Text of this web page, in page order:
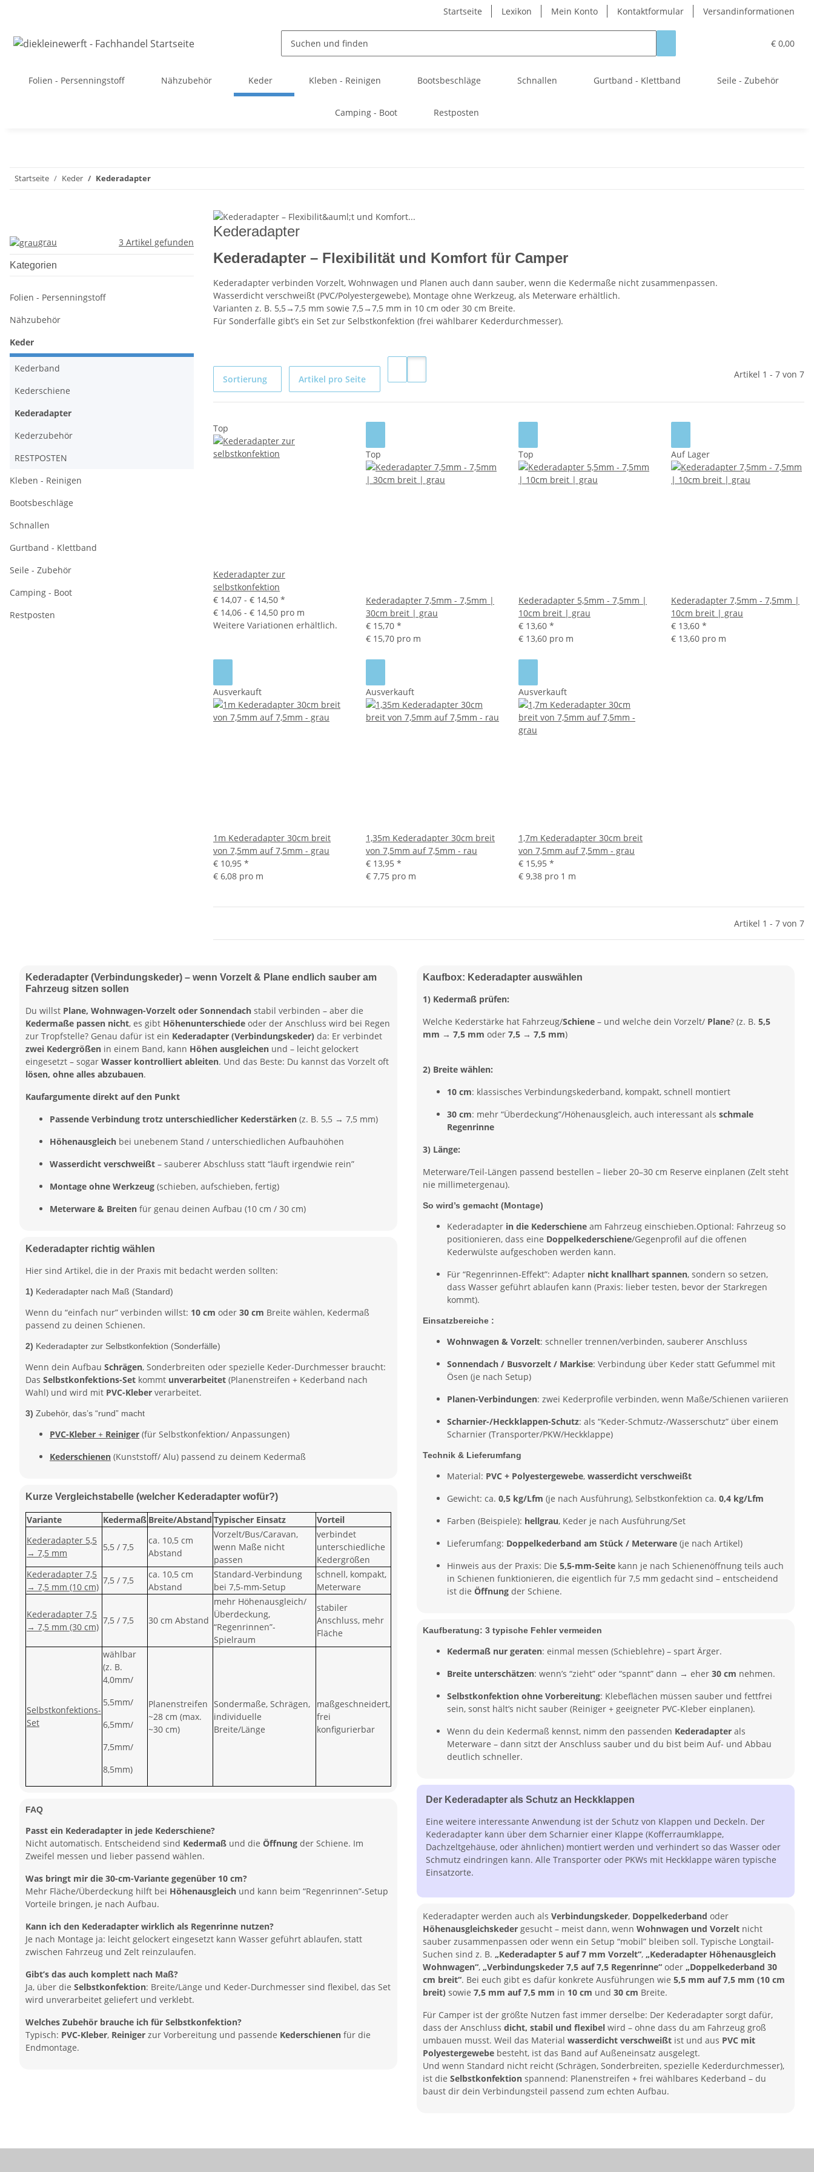
Startseite Lexikon Mein Konto Kontaktformular Versandinformationen
€ 0,00
Folien - Persenningstoff Nähzubehör Keder Kleben - Reinigen Bootsbeschläge Schnallen Gurtband - Klettband Seile - Zubehör
Camping - Boot Restposten
Startseite Keder Kederadapter
Kederadapter
Kederadapter – Flexibilität und Komfort für Camper
Kederadapter verbinden Vorzelt, Wohnwagen und Planen auch dann sauber, wenn die Kedermaße nicht zusammenpassen.
Wasserdicht verschweißt (PVC/Polyestergewebe), Montage ohne Werkzeug, als Meterware erhältlich.
Varianten z. B. 5,5→7,5 mm sowie 7,5→7,5 mm in 10 cm oder 30 cm Breite.
Für Sonderfälle gibt’s ein Set zur Selbstkonfektion (frei wählbarer Kederdurchmesser).
Sortierung Artikel pro Seite Artikel 1 - 7 von 7
Top
Kederadapter zur
selbstkonfektion
€ 14,07 - € 14,50 *
€ 14,06 - € 14,50 pro m
Weitere Variationen erhältlich.
Top
Kederadapter 7,5mm - 7,5mm |
30cm breit | grau
€ 15,70 *
€ 15,70 pro m
Top
Kederadapter 5,5mm - 7,5mm |
10cm breit | grau
€ 13,60 *
€ 13,60 pro m
Auf Lager
Kederadapter 7,5mm - 7,5mm |
10cm breit | grau
€ 13,60 *
€ 13,60 pro m
Ausverkauft
1m Kederadapter 30cm breit
von 7,5mm auf 7,5mm - grau
€ 10,95 *
€ 6,08 pro m
Ausverkauft
1,35m Kederadapter 30cm breit
von 7,5mm auf 7,5mm - rau
€ 13,95 *
€ 7,75 pro m
Ausverkauft
1,7m Kederadapter 30cm breit
von 7,5mm auf 7,5mm - grau
€ 15,95 *
€ 9,38 pro 1 m
Artikel 1 - 7 von 7
grau 3 Artikel gefunden
Kategorien
Folien - Persenningstoff
Nähzubehör
Keder
Kederband
Kederschiene
Kederadapter
Kederzubehör
RESTPOSTEN
Kleben - Reinigen
Bootsbeschläge
Schnallen
Gurtband - Klettband
Seile - Zubehör
Camping - Boot
Restposten
Kederadapter (Verbindungskeder) – wenn Vorzelt & Plane endlich sauber am
Fahrzeug sitzen sollen
Du willst Plane, Wohnwagen-Vorzelt oder Sonnendach stabil verbinden – aber die
Kedermaße passen nicht, es gibt Höhenunterschiede oder der Anschluss wird bei Regen
zur Tropfstelle? Genau dafür ist ein Kederadapter (Verbindungskeder) da: Er verbindet
zwei Kedergrößen in einem Band, kann Höhen ausgleichen und – leicht gelockert
eingesetzt – sogar Wasser kontrolliert ableiten. Und das Beste: Du kannst das Vorzelt oft
lösen, ohne alles abzubauen.
Kaufargumente direkt auf den Punkt
Passende Verbindung trotz unterschiedlicher Kederstärken (z. B. 5,5 → 7,5 mm)
Höhenausgleich bei unebenem Stand / unterschiedlichen Aufbauhöhen
Wasserdicht verschweißt – sauberer Abschluss statt “läuft irgendwie rein”
Montage ohne Werkzeug (schieben, aufschieben, fertig)
Meterware & Breiten für genau deinen Aufbau (10 cm / 30 cm)
Kederadapter richtig wählen
Hier sind Artikel, die in der Praxis mit bedacht werden sollten:
1) Kederadapter nach Maß (Standard)
Wenn du “einfach nur” verbinden willst: 10 cm oder 30 cm Breite wählen, Kedermaß
passend zu deinen Schienen.
2) Kederadapter zur Selbstkonfektion (Sonderfälle)
Wenn dein Aufbau Schrägen, Sonderbreiten oder spezielle Keder-Durchmesser braucht:
Das Selbstkonfektions-Set kommt unverarbeitet (Planenstreifen + Kederband nach
Wahl) und wird mit PVC-Kleber verarbeitet.
3) Zubehör, das’s “rund” macht
PVC-Kleber + Reiniger (für Selbstkonfektion/ Anpassungen)
Kederschienen (Kunststoff/ Alu) passend zu deinem Kedermaß
Kurze Vergleichstabelle (welcher Kederadapter wofür?)
Variante Kedermaß Breite/Abstand Typischer Einsatz
Vorteil
Kederadapter 5,5
→ 7,5 mm
5,5 / 7,5
ca. 10,5 cm
Abstand
Vorzelt/Bus/Caravan,
wenn Maße nicht
passen
verbindet
unterschiedliche
Kedergrößen
Kederadapter 7,5
→ 7,5 mm (10 cm)
7,5 / 7,5
ca. 10,5 cm
Abstand
Standard-Verbindung
bei 7,5-mm-Setup
schnell, kompakt,
Meterware
Kederadapter 7,5
→ 7,5 mm (30 cm)
7,5 / 7,5 30 cm Abstand
mehr Höhenausgleich/
Überdeckung,
“Regenrinnen”-
Spielraum
stabiler
Anschluss, mehr
Fläche
Selbstkonfektions-
Set
wählbar
(z. B.
4,0mm/
5,5mm/
6,5mm/
7,5mm/
8,5mm)
Planenstreifen
~28 cm (max.
~30 cm)
Sondermaße, Schrägen,
individuelle
Breite/Länge
maßgeschneidert,
frei
konfigurierbar
FAQ
Passt ein Kederadapter in jede Kederschiene?
Nicht automatisch. Entscheidend sind Kedermaß und die Öffnung der Schiene. Im
Zweifel messen und lieber passend wählen.
Was bringt mir die 30-cm-Variante gegenüber 10 cm?
Mehr Fläche/Überdeckung hilft bei Höhenausgleich und kann beim “Regenrinnen”-Setup
Vorteile bringen, je nach Aufbau.
Kann ich den Kederadapter wirklich als Regenrinne nutzen?
Je nach Montage ja: leicht gelockert eingesetzt kann Wasser geführt ablaufen, statt
zwischen Fahrzeug und Zelt reinzulaufen.
Gibt’s das auch komplett nach Maß?
Ja, über die Selbstkonfektion: Breite/Länge und Keder-Durchmesser sind flexibel, das Set
wird unverarbeitet geliefert und verklebt.
Welches Zubehör brauche ich für Selbstkonfektion?
Typisch: PVC-Kleber, Reiniger zur Vorbereitung und passende Kederschienen für die
Endmontage.
Kaufbox: Kederadapter auswählen
1) Kedermaß prüfen:
Welche Kederstärke hat Fahrzeug/Schiene – und welche dein Vorzelt/ Plane? (z. B. 5,5
mm → 7,5 mm oder 7,5 → 7,5 mm)
2) Breite wählen:
10 cm: klassisches Verbindungskederband, kompakt, schnell montiert
30 cm: mehr “Überdeckung”/Höhenausgleich, auch interessant als schmale
Regenrinne
3) Länge:
Meterware/Teil-Längen passend bestellen – lieber 20–30 cm Reserve einplanen (Zelt steht
nie millimetergenau).
So wird’s gemacht (Montage)
Kederadapter in die Kederschiene am Fahrzeug einschieben.Optional: Fahrzeug so
positionieren, dass eine Doppelkederschiene/Gegenprofil auf die offenen
Kederwülste aufgeschoben werden kann.
Für “Regenrinnen-Effekt”: Adapter nicht knallhart spannen, sondern so setzen,
dass Wasser geführt ablaufen kann (Praxis: lieber testen, bevor der Starkregen
kommt).
Einsatzbereiche :
Wohnwagen & Vorzelt: schneller trennen/verbinden, sauberer Anschluss
Sonnendach / Busvorzelt / Markise: Verbindung über Keder statt Gefummel mit
Ösen (je nach Setup)
Planen-Verbindungen: zwei Kederprofile verbinden, wenn Maße/Schienen variieren
Scharnier-/Heckklappen-Schutz: als “Keder-Schmutz-/Wasserschutz” über einem
Scharnier (Transporter/PKW/Heckklappe)
Technik & Lieferumfang
Material: PVC + Polyestergewebe, wasserdicht verschweißt
Gewicht: ca. 0,5 kg/Lfm (je nach Ausführung), Selbstkonfektion ca. 0,4 kg/Lfm
Farben (Beispiele): hellgrau, Keder je nach Ausführung/Set
Lieferumfang: Doppelkederband am Stück / Meterware (je nach Artikel)
Hinweis aus der Praxis: Die 5,5-mm-Seite kann je nach Schienenöffnung teils auch
in Schienen funktionieren, die eigentlich für 7,5 mm gedacht sind – entscheidend
ist die Öffnung der Schiene.
Kaufberatung: 3 typische Fehler vermeiden
Kedermaß nur geraten: einmal messen (Schieblehre) – spart Ärger.
Breite unterschätzen: wenn’s “zieht” oder “spannt” dann → eher 30 cm nehmen.
Selbstkonfektion ohne Vorbereitung: Klebeflächen müssen sauber und fettfrei
sein, sonst hält’s nicht sauber (Reiniger + geeigneter PVC-Kleber einplanen).
Wenn du dein Kedermaß kennst, nimm den passenden Kederadapter als
Meterware – dann sitzt der Anschluss sauber und du bist beim Auf- und Abbau
deutlich schneller.
Der Kederadapter als Schutz an Heckklappen
Eine weitere interessante Anwendung ist der Schutz von Klappen und Deckeln. Der
Kederadapter kann über dem Scharnier einer Klappe (Kofferraumklappe,
Dachzeltgehäuse, oder ähnlichen) montiert werden und verhindert so das Wasser oder
Schmutz eindringen kann. Alle Transporter oder PKWs mit Heckklappe wären typische
Einsatzorte.
Kederadapter werden auch als Verbindungskeder, Doppelkederband oder
Höhenausgleichskeder gesucht – meist dann, wenn Wohnwagen und Vorzelt nicht
sauber zusammenpassen oder wenn ein Setup “mobil” bleiben soll. Typische Longtail-
Suchen sind z. B. „Kederadapter 5 auf 7 mm Vorzelt“, „Kederadapter Höhenausgleich
Wohnwagen“, „Verbindungskeder 7,5 auf 7,5 Regenrinne“ oder „Doppelkederband 30
cm breit“. Bei euch gibt es dafür konkrete Ausführungen wie 5,5 mm auf 7,5 mm (10 cm
breit) sowie 7,5 mm auf 7,5 mm in 10 cm und 30 cm Breite.
Für Camper ist der größte Nutzen fast immer derselbe: Der Kederadapter sorgt dafür,
dass der Anschluss dicht, stabil und flexibel wird – ohne dass du am Fahrzeug groß
umbauen musst. Weil das Material wasserdicht verschweißt ist und aus PVC mit
Polyestergewebe besteht, ist das Band auf Außeneinsatz ausgelegt.
Und wenn Standard nicht reicht (Schrägen, Sonderbreiten, spezielle Kederdurchmesser),
ist die Selbstkonfektion spannend: Planenstreifen + frei wählbares Kederband – du
baust dir dein Verbindungsteil passend zum echten Aufbau.